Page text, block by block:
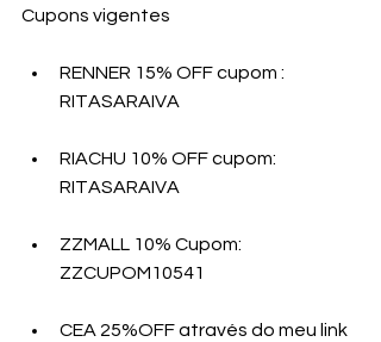
Cupons vigentes
RENNER 15% OFF cupom :
RITASARAIVA
RIACHU 10% OFF cupom:
RITASARAIVA
ZZMALL 10% Cupom:
ZZCUPOM10541
CEA 25%OFF através do meu link